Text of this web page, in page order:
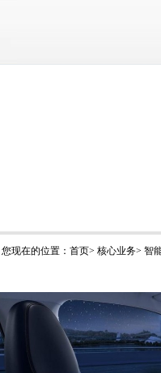
您现在的位置： 首页> 核心业务> 智